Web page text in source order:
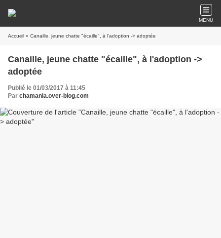
MENU
Accueil » Canaille, jeune chatte "écaille", à l'adoption -> adoptée
Canaille, jeune chatte "écaille", à l'adoption ->
adoptée
Publié le 01/03/2017 à 11:45
Par chamania.over-blog.com